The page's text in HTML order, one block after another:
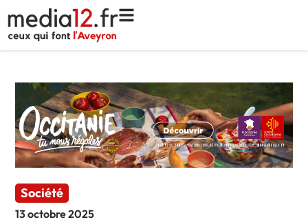
Société
13 octobre 2025